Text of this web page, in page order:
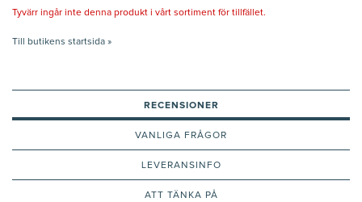
Tyvärr ingår inte denna produkt i vårt sortiment för tillfället.
Till butikens startsida »
RECENSIONER
VANLIGA FRÅGOR
LEVERANSINFO
ATT TÄNKA PÅ